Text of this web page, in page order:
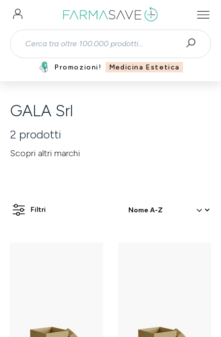
Passa al contenuto principale
Promozioni! Medicina Estetica
GALA Srl
2 prodotti
Scopri altri marchi
Filtri